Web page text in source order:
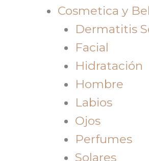
Cosmetica y
Dermatitis
Facial
Hidratación
Hombre
Labios
Ojos
Perfumes
Solares